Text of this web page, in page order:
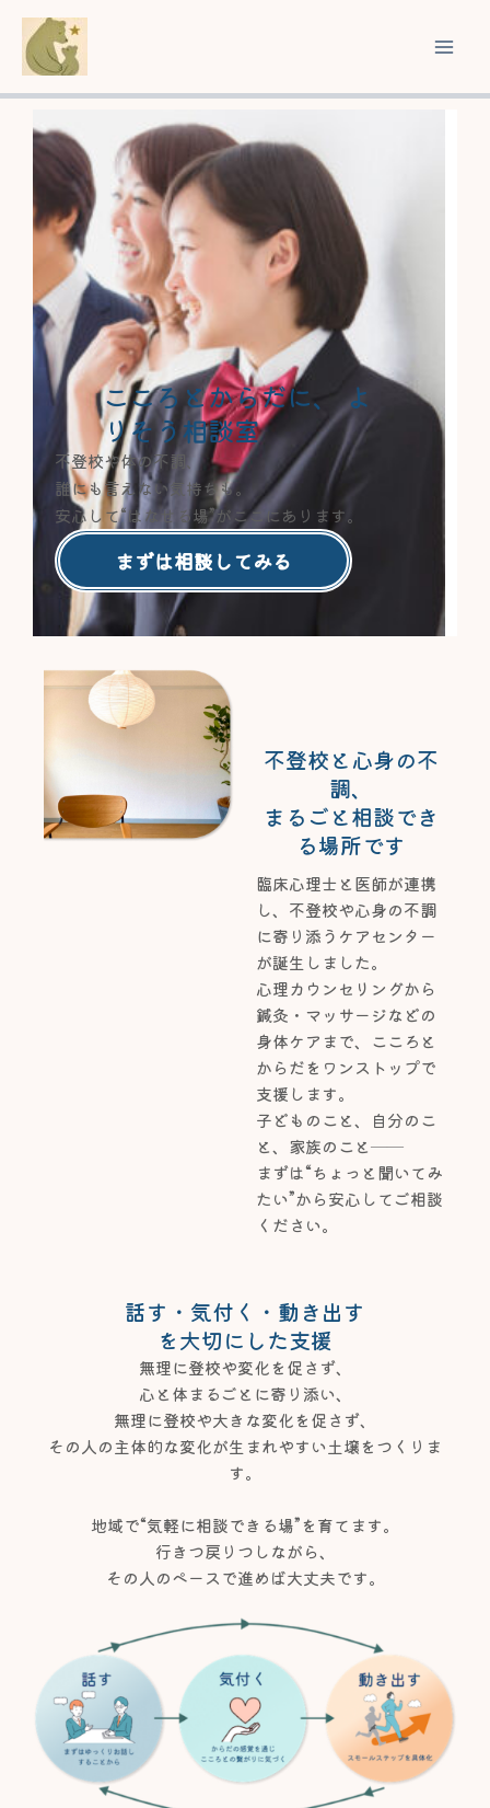
ス
こころとからだに、 よ
りそう相談室
不登校や体の不調、
誰にも言えない気持ちも。
安心して“はなせる場”がここにあります。
まずは相談してみる
不登校と心身の不
調、
まるごと相談でき
る場所です
臨床心理士と医師が連携
し、不登校や心身の不調
に寄り添うケアセンター
が誕生しました。
心理カウンセリングから
鍼灸・マッサージなどの
身体ケアまで、こころと
からだをワンストップで
支援します。
子どものこと、自分のこ
と、家族のこと──
まずは“ちょっと聞いてみ
たい”から安心してご相談
ください。
話す・気付く・動き出す
を大切にした支援
無理に登校や変化を促さず、
心と体まるごとに寄り添い、
無理に登校や大きな変化を促さず、
その人の主体的な変化が生まれやすい土壌をつくりま
す。
地域で“気軽に相談できる場”を育てます。
行きつ戻りつしながら、
その人のペースで進めば大丈夫です。